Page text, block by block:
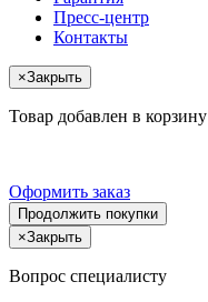
Пресс-центр
Контакты
×Закрыть
Товар добавлен в корзину
Оформить заказ
Продолжить покупки
×Закрыть
Вопрос специалисту